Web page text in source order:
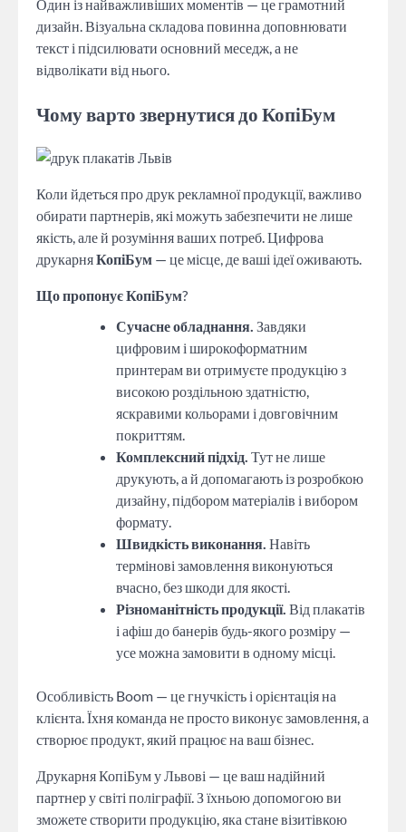
Один із найважливіших моментів — це грамотний
дизайн. Візуальна складова повинна доповнювати
текст і підсилювати основний меседж, а не
відволікати від нього.
Чому варто звернутися до КопіБум
Коли йдеться про друк рекламної продукції, важливо
обирати партнерів, які можуть забезпечити не лише
якість, але й розуміння ваших потреб. Цифрова
друкарняКопіБум — це місце, де ваші ідеї оживають.
Що пропонує КопіБум?
Сучасне обладнання. Завдяки
цифровим і широкоформатним
принтерам ви отримуєте продукцію з
високою роздільною здатністю,
яскравими кольорами і довговічним
покриттям.
Комплексний підхід. Тут не лише
друкують, а й допомагають із розробкою
дизайну, підбором матеріалів і вибором
формату.
Швидкість виконання. Навіть
термінові замовлення виконуються
вчасно, без шкоди для якості.
Різноманітність продукції. Від плакатів
і афіш до банерів будь-якого розміру —
усе можна замовити в одному місці.
Особливість Boom — це гнучкість і орієнтація на
клієнта. Їхня команда не просто виконує замовлення, а
створює продукт, який працює на ваш бізнес.
Друкарня КопіБум у Львові — це ваш надійний
партнер у світі поліграфії. З їхньою допомогою ви
зможете створити продукцію, яка стане візитівкою